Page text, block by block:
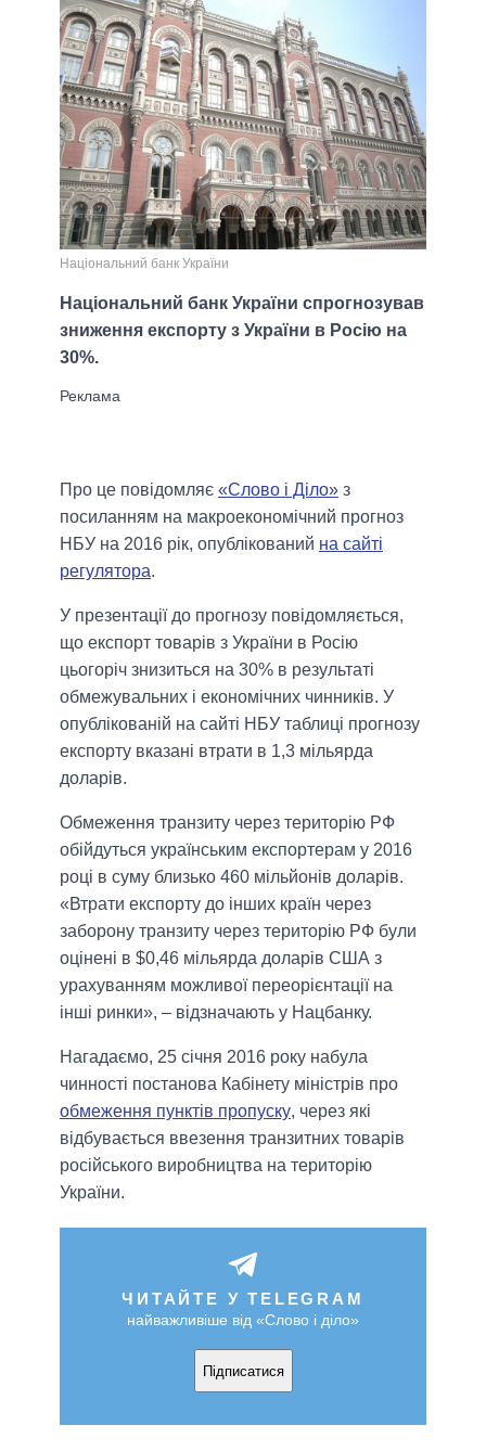
Національний банк України
Національний банк України спрогнозував
зниження експорту з України в Росію на
30%.
Про це повідомляє «Слово і Діло» з
посиланням на макроекономічний прогноз
НБУ на 2016 рік, опублікований на сайті
регулятора.
У презентації до прогнозу повідомляється,
що експорт товарів з України в Росію
цьогоріч знизиться на 30% в результаті
обмежувальних і економічних чинників. У
опублікованій на сайті НБУ таблиці прогнозу
експорту вказані втрати в 1,3 мільярда
доларів.
Обмеження транзиту через територію РФ
обійдуться українським експортерам у 2016
році в суму близько 460 мільйонів доларів.
«Втрати експорту до інших країн через
заборону транзиту через територію РФ були
оцінені в $0,46 мільярда доларів США з
урахуванням можливої ​​переорієнтації на
інші ринки», – відзначають у Нацбанку.
Нагадаємо, 25 січня 2016 року набула
чинності постанова Кабінету міністрів про
обмеження пунктів пропуску, через які
відбувається ввезення транзитних товарів
російського виробництва на територію
України.
ЧИТАЙТЕ У TELEGRAM
найважливіше від «Слово і діло»
Підписатися